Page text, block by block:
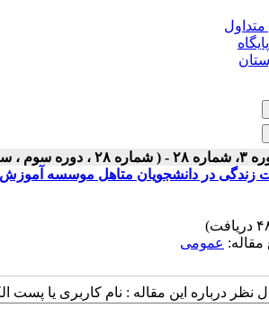
، دوره سوم ، سال سوم ، تابستان ۱۳۹۹ ۱۳۹۹ )
زندگی در دانشجویان متاهل موسسه
عمومى
نظر درباره این مقاله : نام کاربری یا پست